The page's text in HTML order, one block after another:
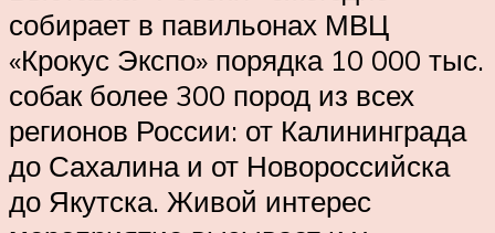
собирает в павильонах МВЦ
«Крокус Экспо» порядка 10 000 тыс.
собак более 300 пород из всех
регионов России: от Калининграда
до Сахалина и от Новороссийска
до Якутска. Живой интерес